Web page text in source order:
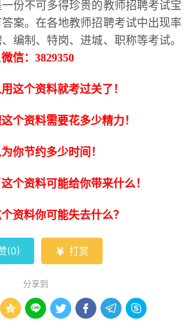
份不可多得珍贵的教师招聘考试宝
案。在各地教师招聘考试中出现率
编制、特岗、进城、职称等考试。
微信： 3829350
这个资料就考过关了！
个资料需要花多少精力！
你节约多少时间！
个资料可能给你带来什么！
资料你可能失去什么？
(0)  打赏
分享到
     